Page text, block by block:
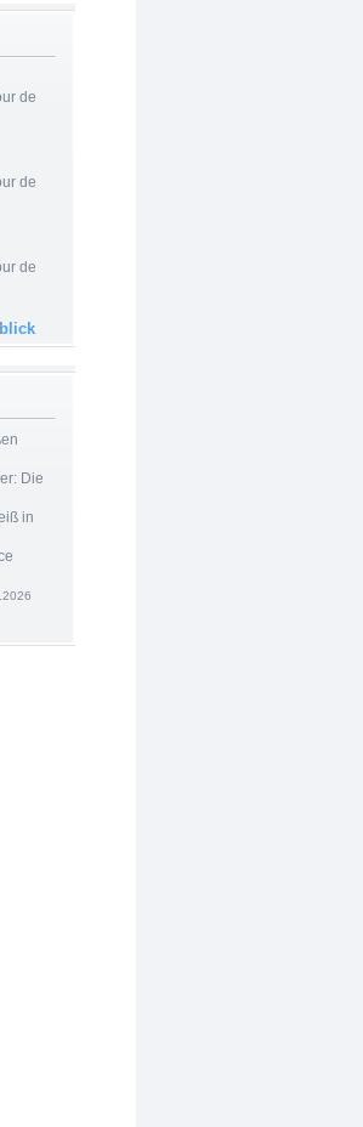
de
de
de
Die
in